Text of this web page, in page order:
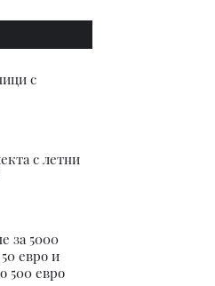
с
с летни
за 5000
евро и
500 евро